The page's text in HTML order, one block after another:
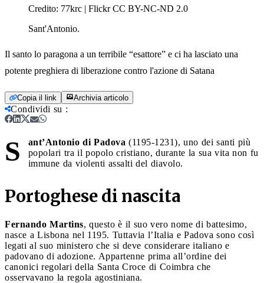
Credito: 77krc | Flickr CC BY-NC-ND 2.0
Sant'Antonio.
Il santo lo paragona a un terribile “esattore” e ci ha lasciato una
potente preghiera di liberazione contro l'azione di Satana
Copia il link Archivia articolo
Condividi su :
S ant’Antonio di Padova (1195-1231), uno dei santi più
popolari tra il popolo cristiano, durante la sua vita non fu
immune da violenti assalti del diavolo.
Portoghese di nascita
Fernando Martins, questo è il suo vero nome di battesimo,
nasce a Lisbona nel 1195. Tuttavia l’Italia e Padova sono così
legati al suo ministero che si deve considerare italiano e
padovano di adozione. Appartenne prima all’ordine dei
canonici regolari della Santa Croce di Coimbra che
osservavano la regola agostiniana.